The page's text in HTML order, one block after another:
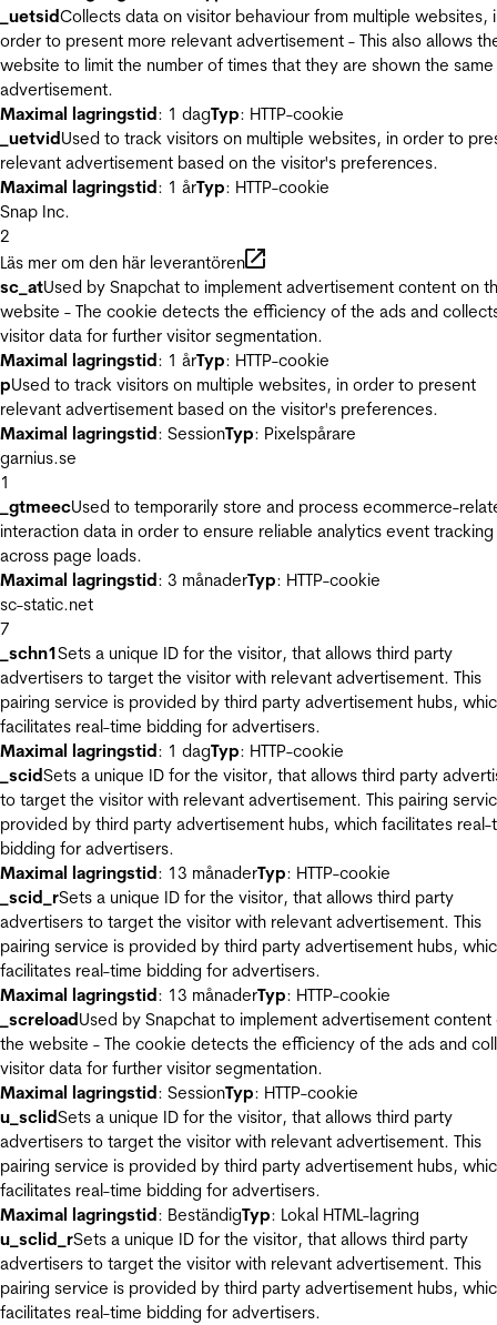
_uetsidCollects data on visitor behaviour from multiple websites,
order to present more relevant advertisement - This also allows
website to limit the number of times that they are shown the same
advertisement.
Maximal lagringstid: 1 dagTyp: HTTP-cookie
_uetvidUsed to track visitors on multiple websites, in order to
relevant advertisement based on the visitor's preferences.
Maximal lagringstid: 1 årTyp: HTTP-cookie
Snap Inc.
2
Läs mer om den här leverantören
sc_atUsed by Snapchat to implement advertisement content on
website - The cookie detects the efficiency of the ads and
visitor data for further visitor segmentation.
Maximal lagringstid: 1 årTyp: HTTP-cookie
pUsed to track visitors on multiple websites, in order to present
relevant advertisement based on the visitor's preferences.
Maximal lagringstid: SessionTyp: Pixelspårare
garnius.se
1
_gtmeecUsed to temporarily store and process ecommerce-
interaction data in order to ensure reliable analytics event tracking
across page loads.
Maximal lagringstid: 3 månaderTyp: HTTP-cookie
sc-static.net
7
_schn1Sets a unique ID for the visitor, that allows third party
advertisers to target the visitor with relevant advertisement. This
pairing service is provided by third party advertisement hubs,
facilitates real-time bidding for advertisers.
Maximal lagringstid: 1 dagTyp: HTTP-cookie
_scidSets a unique ID for the visitor, that allows third party
to target the visitor with relevant advertisement. This pairing
provided by third party advertisement hubs, which facilitates real-
bidding for advertisers.
Maximal lagringstid: 13 månaderTyp: HTTP-cookie
_scid_rSets a unique ID for the visitor, that allows third party
advertisers to target the visitor with relevant advertisement. This
pairing service is provided by third party advertisement hubs,
facilitates real-time bidding for advertisers.
Maximal lagringstid: 13 månaderTyp: HTTP-cookie
_screloadUsed by Snapchat to implement advertisement content
the website - The cookie detects the efficiency of the ads and
visitor data for further visitor segmentation.
Maximal lagringstid: SessionTyp: HTTP-cookie
u_sclidSets a unique ID for the visitor, that allows third party
advertisers to target the visitor with relevant advertisement. This
pairing service is provided by third party advertisement hubs,
facilitates real-time bidding for advertisers.
Maximal lagringstid: BeständigTyp: Lokal HTML-lagring
u_sclid_rSets a unique ID for the visitor, that allows third party
advertisers to target the visitor with relevant advertisement. This
pairing service is provided by third party advertisement hubs,
facilitates real-time bidding for advertisers.